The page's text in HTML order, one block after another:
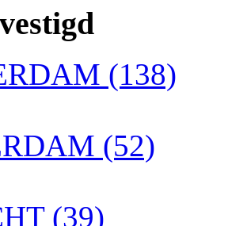
(138)
(52)
(39)